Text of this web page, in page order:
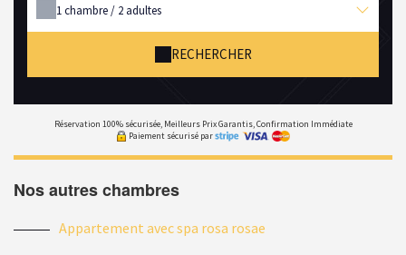
1chambre / 2 adultes
RECHERCHER
Réservation 100% sécurisée, Meilleurs Prix Garantis, Confirmation Immédiate
Paiement sécurisé par
Nos autres chambres
Appartement avec spa rosa rosae